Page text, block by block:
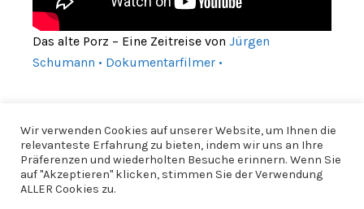
Das alte Porz – Eine Zeitreise von Jürgen
Schumann • Dokumentarfilmer •
Wir verwenden Cookies auf unserer Website, um Ihnen die
relevanteste Erfahrung zu bieten, indem wir uns an Ihre
Präferenzen und wiederholten Besuche erinnern. Wenn Sie
auf "Akzeptieren" klicken, stimmen Sie der Verwendung
ALLER Cookies zu.